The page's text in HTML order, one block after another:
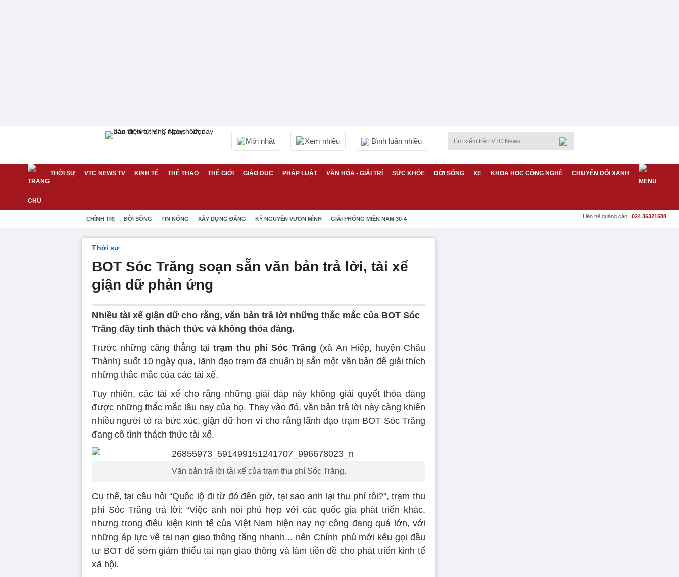
Mới nhất Xem nhiều Bình luận nhiều
THỜI SỰ VTC NEWS TV KINH TẾ THỂ THAO THẾ GIỚI GIÁO DỤC PHÁP LUẬT VĂN HÓA - GIẢI TRÍ SỨC KHỎE ĐỜI SỐNG XE KHOA HỌC CÔNG NGHỆ CHUYỂN ĐỔI XANH
CHÍNH TRỊ ĐỜI SỐNG TIN NÓNG XÂY DỰNG ĐẢNG KỶ NGUYÊN VƯƠN MÌNH GIẢI PHÓNG MIỀN NAM 30-4 Liên hệ quảng cáo: 024 36321588
Thời sự
BOT Sóc Trăng soạn sẵn văn bản trả lời, tài xế
giận dữ phản ứng
Nhiều tài xế giận dữ cho rằng, văn bản trả lời những thắc mắc của BOT Sóc
Trăng đầy tính thách thức và không thỏa đáng.
Trước những căng thẳng tại trạm thu phí Sóc Trăng (xã An Hiệp, huyện Châu
Thành) suốt 10 ngày qua, lãnh đạo trạm đã chuẩn bị sẵn một văn bản để giải thích
những thắc mắc của các tài xế.
Tuy nhiên, các tài xế cho rằng những giải đáp này không giải quyết thỏa đáng
được những thắc mắc lâu nay của họ. Thay vào đó, văn bản trả lời này càng khiến
nhiều người tỏ ra bức xúc, giận dữ hơn vì cho rằng lãnh đạo trạm BOT Sóc Trăng
đang cố tình thách thức tài xế.
Văn bản trả lời tài xế của trạm thu phí Sóc Trăng.
Cụ thể, tại câu hỏi “Quốc lộ đi từ đó đến giờ, tại sao anh lại thu phí tôi?”, trạm thu
phí Sóc Trăng trả lời: “Việc anh nói phù hợp với các quốc gia phát triển khác,
nhưng trong điều kiện kinh tế của Việt Nam hiện nay nợ công đang quá lớn, với
những áp lực về tai nạn giao thông tăng nhanh... nên Chính phủ mới kêu gọi đầu
tư BOT để sớm giảm thiểu tai nạn giao thông và làm tiền đề cho phát triển kinh tế
xã hội.